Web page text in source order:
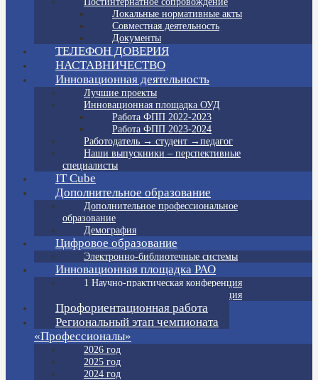
Локальные нормативные акты
Совместная деятельность
Документы
ТЕЛЕФОН ДОВЕРИЯ
НАСТАВНИЧЕСТВО
Инновационная деятельность
Лучшие проекты
Инновационная площадка ОУД
Работа ФПП 2022-2023
Работа ФПП 2023-2024
Работодатель → студент →педагог
Наши выпускники – перспективные
специалисты
IT Cube
Дополнительное образование
Дополнительное профессиональное
образование
Демография
Цифровое образование
Электронно-библиотечные системы
Инновационная площадка РАО
1 Научно-практическая конференция
2 Научно-практическая конференция
Профориентационная работа
Региональный этап чемпионата
«Профессионалы»
2026 год
2025 год
2024 год